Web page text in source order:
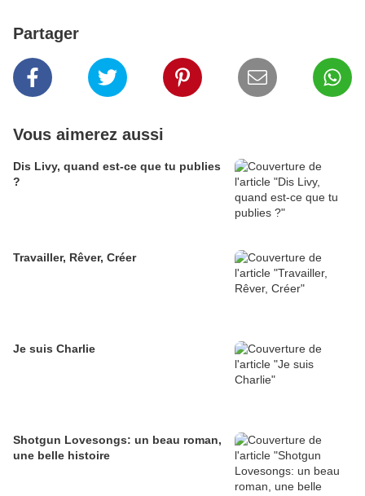
Partager
Vous aimerez aussi
Dis Livy, quand est-ce que tu publies
?
Travailler, Rêver, Créer
Je suis Charlie
Shotgun Lovesongs: un beau roman,
une belle histoire